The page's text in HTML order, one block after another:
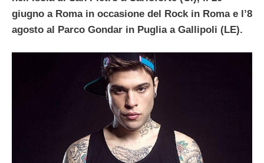
giugno a Roma in occasione del Rock in Roma e l’8
agosto al Parco Gondar in Puglia a Gallipoli (LE).